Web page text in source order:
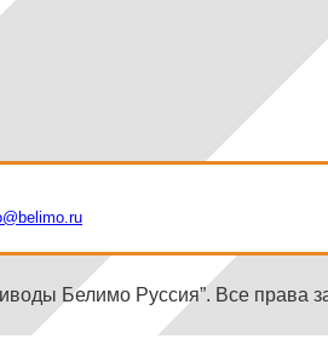
Белимо Руссия”. Все права